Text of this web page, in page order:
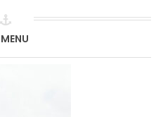
MENU